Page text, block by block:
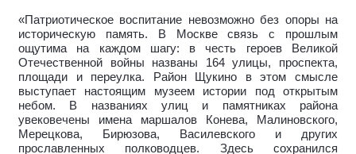
«Патриотическое воспитание невозможно без опоры на
историческую память. В Москве связь с прошлым
ощутима на каждом шагу: в честь героев Великой
Отечественной войны названы 164 улицы, проспекта,
площади и переулка. Район Щукино в этом смысле
выступает настоящим музеем истории под открытым
небом. В названиях улиц и памятниках района
увековечены имена маршалов Конева, Малиновского,
Мерецкова, Бирюзова, Василевского и других
прославленных полководцев. Здесь сохранился